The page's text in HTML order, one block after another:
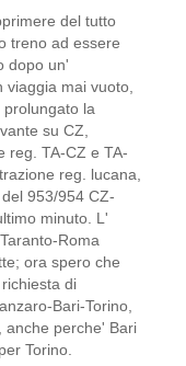
del tutto
treno ad essere
dopo un'
viaggia mai vuoto,
prolungato la
su CZ,
reg. TA-CZ e TA-
reg. lucana,
953/954 CZ-
minuto. L'
Roma
ora spero che
di
Bari-Torino,
anche perche' Bari
Torino.